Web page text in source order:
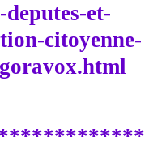
et-
citoyenne-